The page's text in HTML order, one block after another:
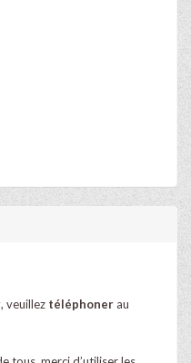
, veuillez téléphonerau